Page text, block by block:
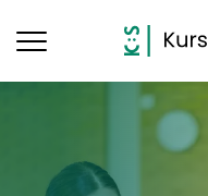
Toggle